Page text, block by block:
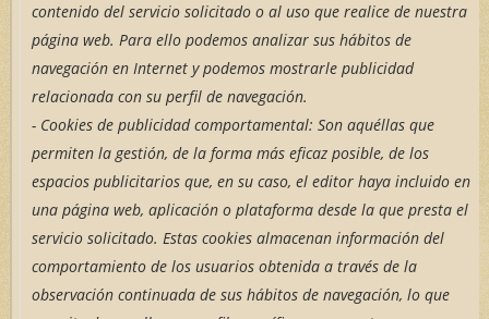
contenido del servicio solicitado o al uso que realice de nuestra
página web. Para ello podemos analizar sus hábitos de
navegación en Internet y podemos mostrarle publicidad
relacionada con su perfil de navegación.
- Cookies de publicidad comportamental: Son aquéllas que
permiten la gestión, de la forma más eficaz posible, de los
espacios publicitarios que, en su caso, el editor haya incluido en
una página web, aplicación o plataforma desde la que presta el
servicio solicitado. Estas cookies almacenan información del
comportamiento de los usuarios obtenida a través de la
observación continuada de sus hábitos de navegación, lo que